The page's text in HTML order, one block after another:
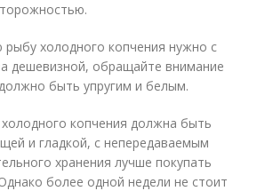
холодного копчения нужно с
дешевизной, обращайте внимание
быть упругим и белым.
копчения должна быть
и гладкой, с непередаваемым
хранения лучше покупать
более одной недели не стоит